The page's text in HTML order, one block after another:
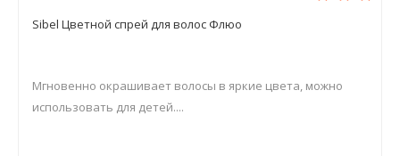
Sibel Цветной спрей для волос Флюо
Мгновенно окрашивает волосы в яркие цвета, можно
использовать для детей....